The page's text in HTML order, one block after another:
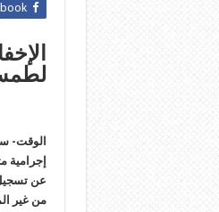
الوقت-
إجرامية
من غير